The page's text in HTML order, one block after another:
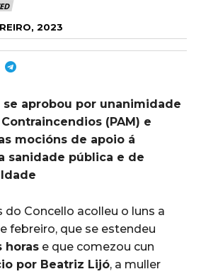
2023
se aprobou por unanimidade
(PAM) e
mocións de apoio á
sanidade pública e de
do Concello acolleu o luns a
febreiro, que se estendeu
horas e que comezou cun
por Beatriz Lijó, a muller